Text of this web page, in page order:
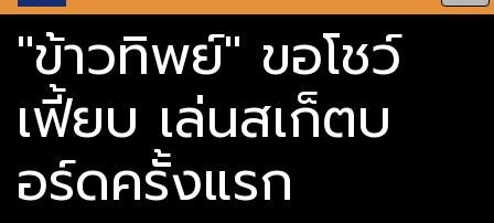
"ข้าวทิพย์" ขอโชว์
เฟี้ยบ เล่นสเก็ตบ
อร์ดครั้งแรก